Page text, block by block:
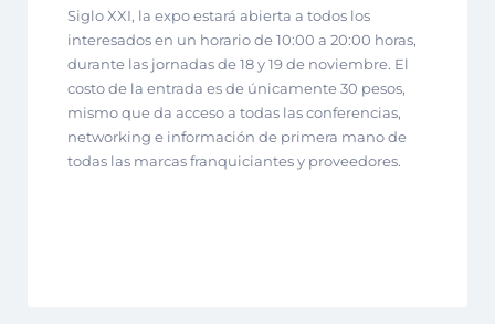
Siglo XXI, la expo estará abierta a todos los
interesados en un horario de 10:00 a 20:00 horas,
durante las jornadas de 18 y 19 de noviembre. El
costo de la entrada es de únicamente 30 pesos,
mismo que da acceso a todas las conferencias,
networking e información de primera mano de
todas las marcas franquiciantes y proveedores.